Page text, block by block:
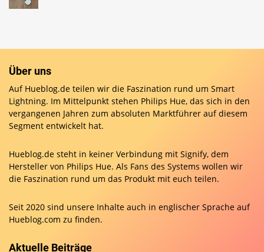
Über uns
Auf Hueblog.de teilen wir die Faszination rund um Smart
Lightning. Im Mittelpunkt stehen Philips Hue, das sich in den
vergangenen Jahren zum absoluten Marktführer auf diesem
Segment entwickelt hat.
Hueblog.de steht in keiner Verbindung mit Signify, dem
Hersteller von Philips Hue. Als Fans des Systems wollen wir
die Faszination rund um das Produkt mit euch teilen.
Seit 2020 sind unsere Inhalte auch in englischer Sprache auf
Hueblog.com zu finden.
Aktuelle Beiträge